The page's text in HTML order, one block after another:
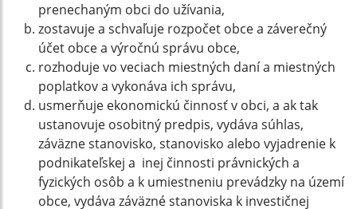
prenechaným obci do užívania,
zostavuje a schvaľuje rozpočet obce a záverečný
účet obce a výročnú správu obce,
rozhoduje vo veciach miestných daní a miestných
poplatkov a vykonáva ich správu,
usmerňuje ekonomickú činnosť v obci, a ak tak
ustanovuje osobitný predpis, vydáva súhlas,
záväzne stanovisko, stanovisko alebo vyjadrenie k
podnikateľskej a inej činnosti právnických a
fyzických osôb a k umiestneniu prevádzky na území
obce, vydáva záväzné stanoviska k investičnej